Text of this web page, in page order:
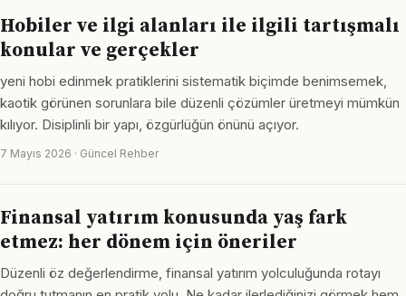
Hobiler ve ilgi alanları ile ilgili tartışmalı
konular ve gerçekler
yeni hobi edinmek pratiklerini sistematik biçimde benimsemek,
kaotik görünen sorunlara bile düzenli çözümler üretmeyi mümkün
kılıyor. Disiplinli bir yapı, özgürlüğün önünü açıyor.
7 Mayıs 2026 · Güncel Rehber
Finansal yatırım konusunda yaş fark
etmez: her dönem için öneriler
Düzenli öz değerlendirme, finansal yatırım yolculuğunda rotayı